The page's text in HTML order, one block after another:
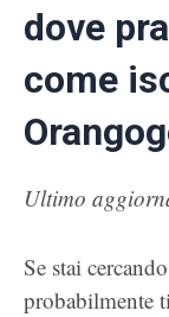
dove
come
Ultimo
Se stai
probabilmente